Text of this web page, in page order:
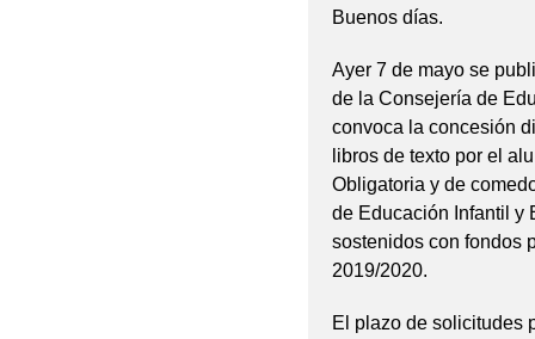
Buenos días.
Ayer 7 de mayo se
de la Consejería de
convoca la concesión
libros de texto por el
Obligatoria y de
de Educación Infantil y
sostenidos con fondos
2019/2020.
El plazo de solicitudes